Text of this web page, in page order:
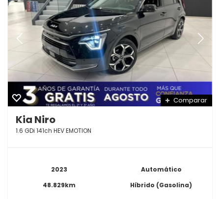
Comparar
Kia Niro
1.6 GDi 141ch HEV EMOTION
2023
48.829km
Automático
Híbrido (Gasolina)